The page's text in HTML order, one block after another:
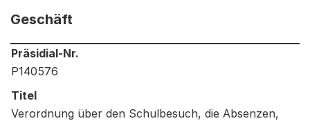
Geschäft
Informationen zum Ausgewählten Geschäft
Präsidial-Nr.
P140576
Titel
Verordnung über den Schulbesuch, die Absenzen,